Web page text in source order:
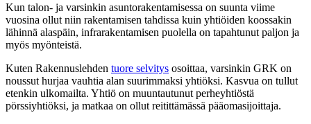
Kun talon- ja varsinkin asuntorakentamisessa on suunta viime
vuosina ollut niin rakentamisen tahdissa kuin yhtiöiden koossakin
lähinnä alaspäin, infrarakentamisen puolella on tapahtunut paljon ja
myös myönteistä.
Kuten Rakennuslehden tuore selvitys osoittaa, varsinkin GRK on
noussut hurjaa vauhtia alan suurimmaksi yhtiöksi. Kasvua on tullut
etenkin ulkomailta. Yhtiö on muuntautunut perheyhtiöstä
pörssiyhtiöksi, ja matkaa on ollut reitittämässä pääomasijoittaja.